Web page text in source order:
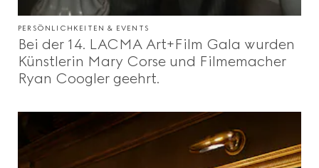
PERSÖNLICHKEITEN & EVENTS
Bei der 14. LACMA Art+Film Gala wurden
Künstlerin Mary Corse und Filmemacher
Ryan Coogler geehrt.